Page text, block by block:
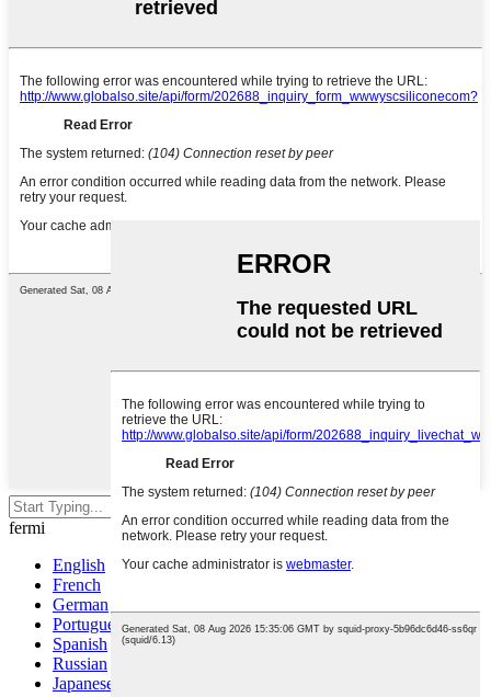
fermi
English
French
German
Portuguese
Spanish
Russian
Japanese